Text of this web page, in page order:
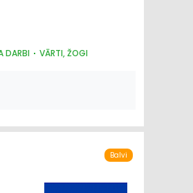
DARBI VĀRTI, ŽOGI
Balvi